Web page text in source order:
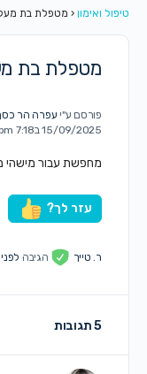
טיפול ואימון ‹ מטפלת בת מעל 50 בבית שמש
מטפלת בת מעל 50
פורסם ע"יעפרה הר כסף
15/09/2025 ב7:18 pm
מחפשת עבור מישהי
עזר לך?
ר. טייך הגיבהלפני 10 חודשים, 3 שבועות
5 תגובות